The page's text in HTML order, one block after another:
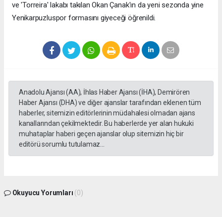
ve 'Torreira' lakabı takılan Okan Çanak'ın da yeni sezonda yine
Yenikarpuzluspor formasını giyeceği öğrenildi.
Anadolu Ajansı (AA), İhlas Haber Ajansı (İHA), Demirören
Haber Ajansı (DHA) ve diğer ajanslar tarafından eklenen tüm
haberler, sitemizin editörlerinin müdahalesi olmadan ajans
kanallarından çekilmektedir. Bu haberlerde yer alan hukuki
muhataplar haberi geçen ajanslar olup sitemizin hiç bir
editörü sorumlu tutulamaz...
Okuyucu Yorumları (0)